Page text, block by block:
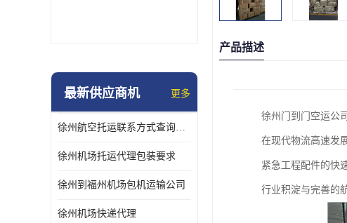
最新供应商机 更多
徐州航空托运联系方式查询网站
徐州机场托运代理包装要求
徐州到福州机场包机运输公司
徐州机场快递代理
产品描述
徐州门到门空运公
在现代物流高速发
紧急工程配件的快
行业积淀与完善的